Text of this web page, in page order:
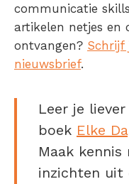
communicatie
artikelen netjes en
ontvangen? Schrijf
nieuwsbrief.
Leer je
boek Elke
Maak
inzichten uit